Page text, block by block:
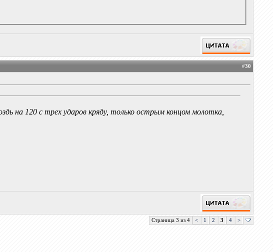
#30
на 120 с трех ударов кряду, только острым концом молотка,
Страница 3 из 4 < 1 2 3 4 >